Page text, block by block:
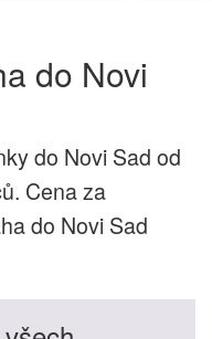
do Novi
do Novi Sad od
Cena za
do Novi Sad